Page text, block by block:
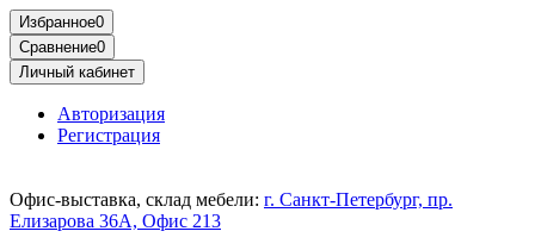
Избранное0
Сравнение0
Личный кабинет
Авторизация
Регистрация
Офис-выставка, склад мебели: г. Санкт-Петербург, пр.
Елизарова 36А, Офис 213